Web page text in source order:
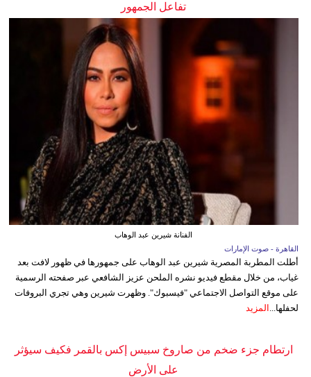
تفاعل الجمهور
الفنانة شيرين عبد الوهاب
القاهرة - صوت الإمارات
أطلت المطربة المصرية شيرين عبد الوهاب على جمهورها في ظهور لافت بعد
غياب، من خلال مقطع فيديو نشره الملحن عزيز الشافعي عبر صفحته الرسمية
على موقع التواصل الاجتماعي "فيسبوك". وظهرت شيرين وهي تجري البروفات
لحفلها... المزيد
ارتطام جزء ضخم من صاروخ سبيس إكس بالقمر فكيف سيؤثر
على الأرض